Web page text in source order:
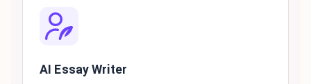
AI Essay Writer